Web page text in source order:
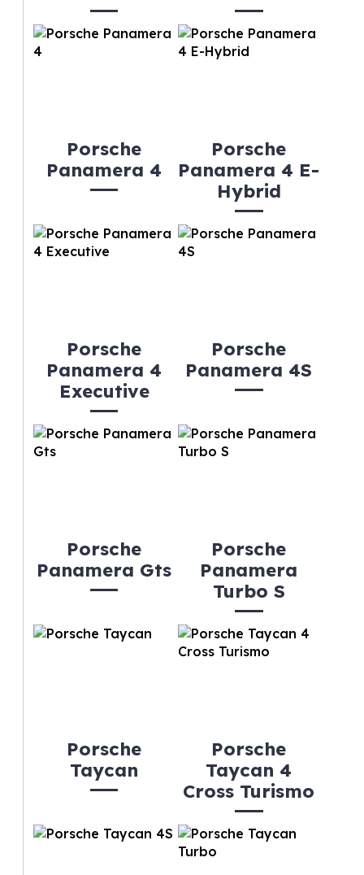
Porsche
Panamera 4
Porsche
Panamera 4 E-
Hybrid
Porsche
Panamera 4
Executive
Porsche
Panamera 4S
Porsche
Panamera Gts
Porsche
Panamera
Turbo S
Porsche
Taycan
Porsche
Taycan 4
Cross Turismo